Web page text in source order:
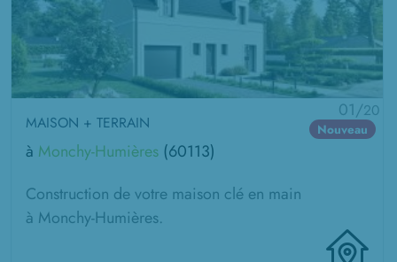
01/20
Nouveau
MAISON + TERRAIN
à Monchy-Humières (60113)
Construction de votre maison clé en main
à Monchy-Humières.